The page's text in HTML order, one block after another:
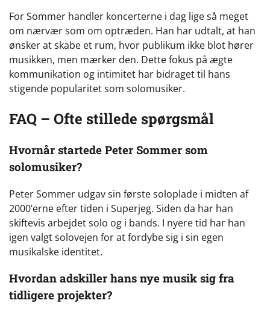
For Sommer handler koncerterne i dag lige så meget
om nærvær som om optræden. Han har udtalt, at han
ønsker at skabe et rum, hvor publikum ikke blot hører
musikken, men mærker den. Dette fokus på ægte
kommunikation og intimitet har bidraget til hans
stigende popularitet som solomusiker.
FAQ – Ofte stillede spørgsmål
Hvornår startede Peter Sommer som
solomusiker?
Peter Sommer udgav sin første soloplade i midten af
2000’erne efter tiden i Superjeg. Siden da har han
skiftevis arbejdet solo og i bands. I nyere tid har han
igen valgt solovejen for at fordybe sig i sin egen
musikalske identitet.
Hvordan adskiller hans nye musik sig fra
tidligere projekter?